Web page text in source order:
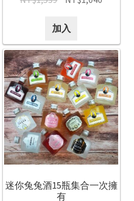
加入
迷你兔兔酒15瓶集合一次擁
有